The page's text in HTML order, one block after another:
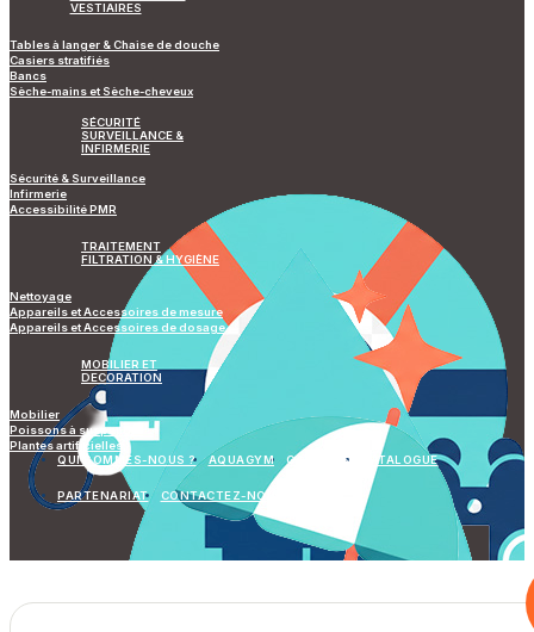
VESTIAIRES
Tables à langer & Chaise de douche
Casiers stratifiés
Bancs
Sèche-mains et Sèche-cheveux
SÉCURITÉ
SURVEILLANCE &
INFIRMERIE
Sécurité & Surveillance
Infirmerie
Accessibilité PMR
TRAITEMENT
FILTRATION & HYGIÈNE
Nettoyage
Appareils et Accessoires de mesure
Appareils et Accessoires de dosage
MOBILIER ET
DECORATION
Mobilier
Poissons à suspendre
Plantes artificielles
QUI SOMMES-NOUS ?
AQUAGYM GALERIES CATALOGUE
PARTENARIAT CONTACTEZ-NOUS